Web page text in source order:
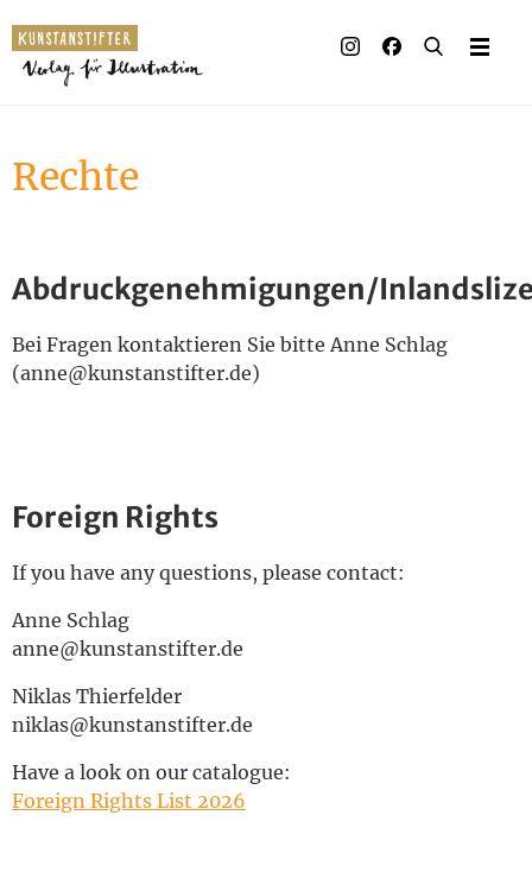
Rechte
Abdruckgenehmigungen/
Bei Fragen kontaktieren Sie bitte Anne Schlag
(anne@kunstanstifter.de)
Foreign Rights
If you have any questions, please contact:
Anne Schlag
anne@kunstanstifter.de
Niklas Thierfelder
niklas@kunstanstifter.de
Have a look on our catalogue:
Foreign Rights List 2026
Presse & Handel
Rechte